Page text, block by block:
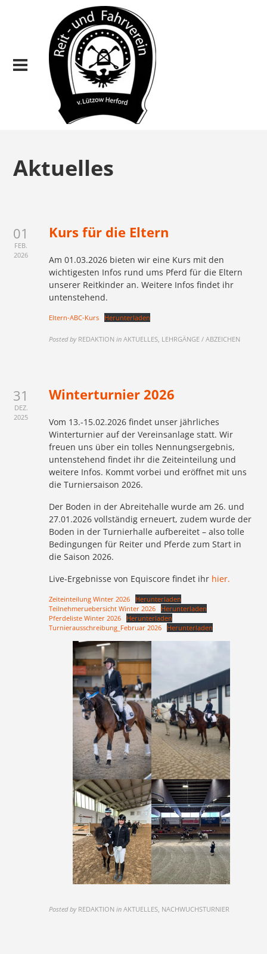
Aktuelles
01
FEB.
2026
Kurs für die Eltern
Am 01.03.2026 bieten wir eine Kurs mit den
wichtigesten Infos rund ums Pferd für die Eltern
unserer Reitkinder an. Weitere Infos findet ihr
untenstehend.
Eltern-ABC-Kurs Herunterladen
Posted by REDAKTION in AKTUELLES, LEHRGÄNGE / ABZEICHEN
31
DEZ.
2025
Winterturnier 2026
Vom 13.-15.02.2026 findet unser jährliches
Winterturnier auf der Vereinsanlage statt. Wir
freuen uns über ein tolles Nennungsergebnis,
untenstehend findet ihr die Zeiteinteilung und
weitere Infos. Kommt vorbei und eröffnet mit uns
die Turniersaison 2026.
Der Boden in der Abreitehalle wurde am 26. und
27.01.2026 vollständig erneuert, zudem wurde der
Boden in der Turnierhalle aufbereitet – also tolle
Bedingungen für Reiter und Pferde zum Start in
die Saison 2026.
Live-Ergebnisse von Equiscore findet ihr hier.
Zeiteinteilung Winter 2026
Herunterladen
Teilnehmeruebersicht Winter 2026
Herunterladen
Pferdeliste Winter 2026
Herunterladen
Turnierausschreibung_Februar 2026
Herunterladen
Posted by REDAKTION in AKTUELLES, NACHWUCHSTURNIER